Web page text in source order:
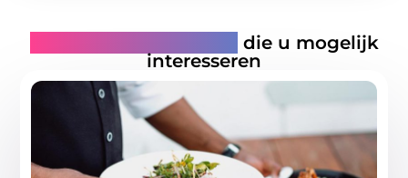
die u mogelijk
interesseren